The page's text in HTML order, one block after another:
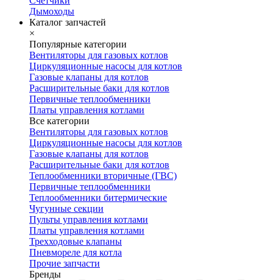
Дымоходы
Каталог запчастей
×
Популярные категории
Вентиляторы для газовых котлов
Циркуляционные насосы для котлов
Газовые клапаны для котлов
Расширительные баки для котлов
Первичные теплообменники
Платы управления котлами
Все категории
Вентиляторы для газовых котлов
Циркуляционные насосы для котлов
Газовые клапаны для котлов
Расширительные баки для котлов
Теплообменники вторичные (ГВС)
Первичные теплообменники
Теплообменники битермические
Чугунные секции
Пульты управления котлами
Платы управления котлами
Трехходовые клапаны
Пневмореле для котла
Прочие запчасти
Бренды